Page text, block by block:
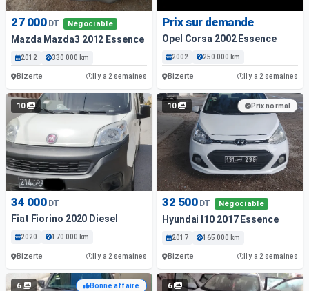
27 000 DT Négociable
Mazda Mazda3 2012 Essence
2012 330 000 km
Bizerte Il y a 2 semaines
Prix sur demande
Opel Corsa 2002 Essence
2002 250 000 km
Bizerte Il y a 2 semaines
10
34 000 DT
Fiat Fiorino 2020 Diesel
2020 170 000 km
Bizerte Il y a 2 semaines
10 Prix normal
32 500 DT Négociable
Hyundai I10 2017 Essence
2017 165 000 km
Bizerte Il y a 2 semaines
6 Bonne affaire 6